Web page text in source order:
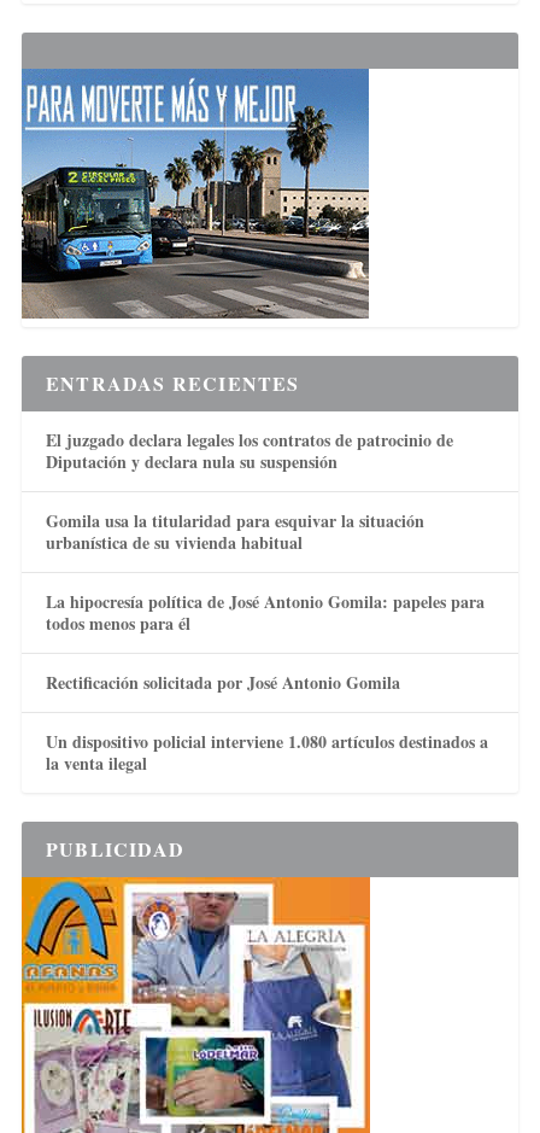
ENTRADAS RECIENTES
El juzgado declara legales los contratos de patrocinio de
Diputación y declara nula su suspensión
Gomila usa la titularidad para esquivar la situación
urbanística de su vivienda habitual
La hipocresía política de José Antonio Gomila: papeles para
todos menos para él
Rectificación solicitada por José Antonio Gomila
Un dispositivo policial interviene 1.080 artículos destinados a
la venta ilegal
PUBLICIDAD